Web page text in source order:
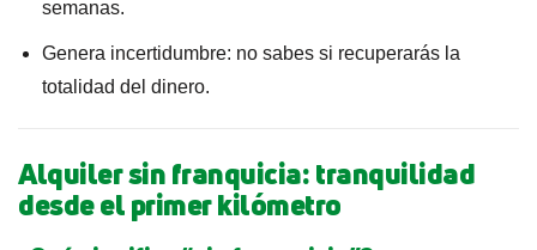
semanas.
Genera incertidumbre: no sabes si recuperarás la
totalidad del dinero.
Alquiler sin franquicia: tranquilidad
desde el primer kilómetro